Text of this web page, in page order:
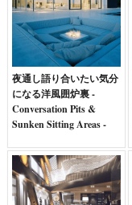
夜通し語り合いたい気分
になる洋風囲炉裏 -
Conversation Pits &
Sunken Sitting Areas -